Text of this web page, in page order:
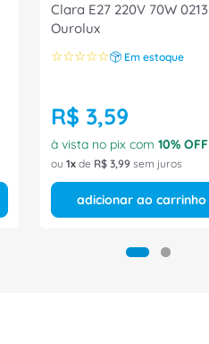
Clara E27 220V 70W
Ourolux
☆☆☆☆☆ Em estoque
R$ 3,59
à vista no pix com 10% OFF
ou 1 de R$ 3,99 sem juros
adicionar ao carrinho